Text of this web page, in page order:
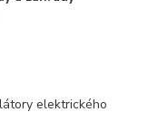
elektrického